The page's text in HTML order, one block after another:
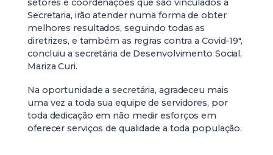
setores e coordenações que são vinculados à
Secretaria, irão atender numa forma de obter
melhores resultados, seguindo todas as
diretrizes, e também as regras contra a Covid-19″,
concluiu a secretária de Desenvolvimento Social,
Mariza Curi.
Na oportunidade a secretária, agradeceu mais
uma vez a toda sua equipe de servidores, por
toda dedicação em não medir esforços em
oferecer serviços de qualidade a toda população.